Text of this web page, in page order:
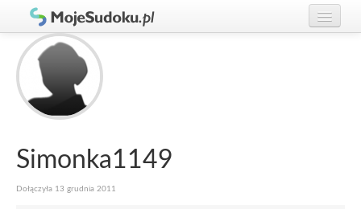
Graj w Sudoku!
Zasady Sudoku
Rankingi
Gracze
Simonka1149
Dołączyła 13 grudnia 2011